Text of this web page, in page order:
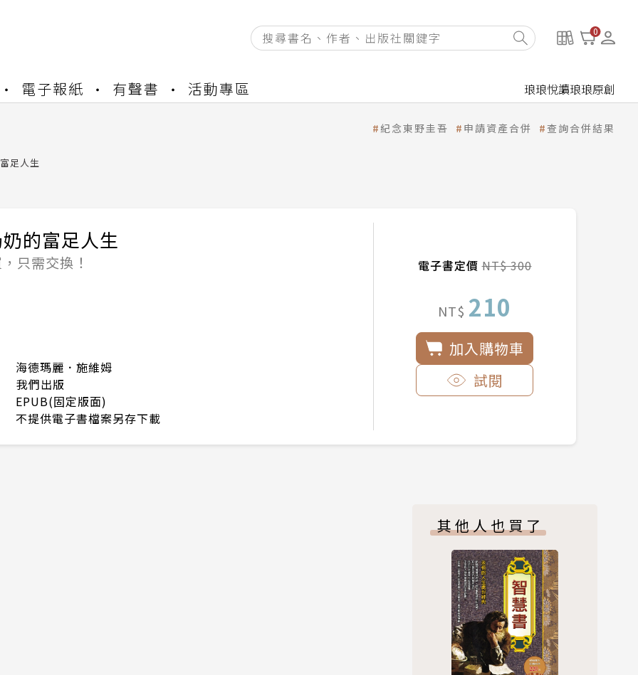
0
電子報紙 有聲書 活動專區 琅琅悅讀琅琅原創
合併結果查詢
合併結果查詢
開通申請
紀念東野圭吾 申請資產合併 查詢合併結果
足人生
的富足人生
只需交換！
海德瑪麗．施維姆
我們出版
EPUB(固定版面)
不提供電子書檔案另存下載
電子書定價NT$ 300
NT$ 210
加入購物車
試閱
其他人也買了